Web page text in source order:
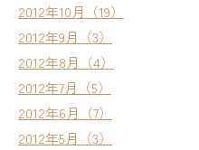
2012年10月（19）
2012年9月（3）
2012年8月（4）
2012年7月（5）
2012年6月（7）
2012年5月（3）